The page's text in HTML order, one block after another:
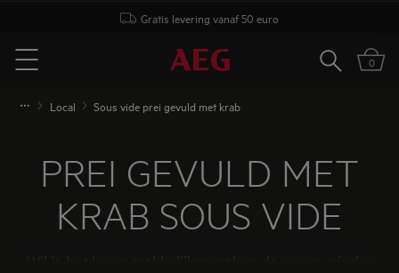
Gratis levering vanaf 50 euro
Menu
Zoeken0
Local Sous vide prei gevuld met krab
PREI GEVULD MET
KRAB SOUS VIDE